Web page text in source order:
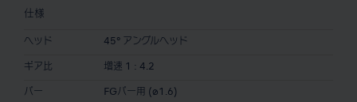
仕様
ヘッド 45° アングルヘッド
ギア比 増速 1 : 4.2
バー FGバー用 (ø1.6)